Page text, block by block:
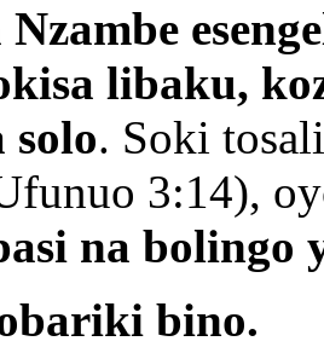
libaku,
solo. Soki
3:14),
na bolingo
bino.